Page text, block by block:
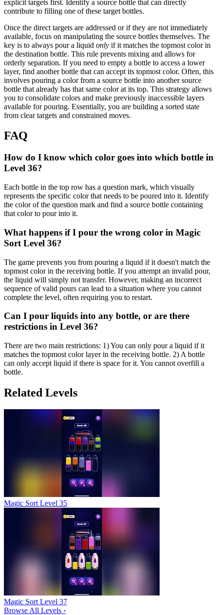
explicit targets first. Identify a source bottle that can directly
contribute to filling one of these target bottles.
Once the direct targets are addressed or if they are not immediately
available, focus on manipulating the source bottles themselves. The
key is to always pour a liquid only if it matches the topmost color in
the destination bottle. This rule prevents mixing and allows for
orderly separation. If you need to empty a bottle to access a lower
layer, find another bottle that can accept its topmost color. Often, this
involves pouring a color from a source bottle into another source
bottle that already has that same color at its top. This strategy allows
you to consolidate colors and make previously inaccessible layers
available for pouring. Essentially, you are building a sorted state
from clear targets and constrained moves.
FAQ
How do I know which color goes into which bottle in
Level 36?
Each bottle in the top row has a question mark, which visually
represents the specific color that needs to be poured into it. Identify
the color of the question mark and find a source bottle containing
that color to pour into it.
What happens if I pour the wrong color in Magic
Sort Level 36?
The game prevents you from pouring a liquid if it doesn't match the
topmost color in the receiving bottle. If you attempt an invalid pour,
the liquid will simply not transfer. However, making an incorrect
sequence of valid pours can lead to a situation where you cannot
complete the level, often requiring you to restart.
Can I pour liquids into any bottle, or are there
restrictions in Level 36?
There are two main restrictions: 1) You can only pour a liquid if it
matches the topmost color layer in the receiving bottle. 2) A bottle
can only accept liquid if there is space for it. You cannot overfill a
bottle.
Related Levels
Magic Sort Level 35
Magic Sort Level 37
Browse All Levels ›